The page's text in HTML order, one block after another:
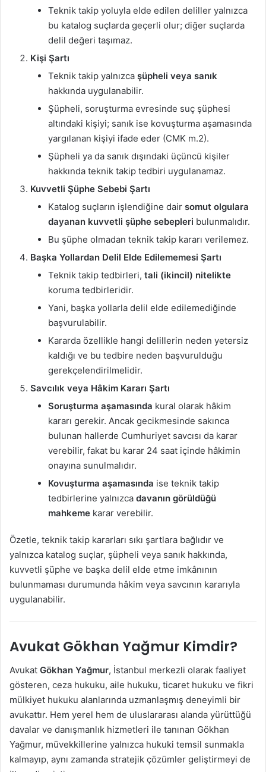
Teknik takip yoluyla elde edilen deliller yalnızca
bu katalog suçlarda geçerli olur; diğer suçlarda
delil değeri taşımaz.
Kişi Şartı
Teknik takip yalnızca şüpheli veya sanık
hakkında uygulanabilir.
Şüpheli, soruşturma evresinde suç şüphesi
altındaki kişiyi; sanık ise kovuşturma aşamasında
yargılanan kişiyi ifade eder (CMK m.2).
Şüpheli ya da sanık dışındaki üçüncü kişiler
hakkında teknik takip tedbiri uygulanamaz.
Kuvvetli Şüphe Sebebi Şartı
Katalog suçların işlendiğine dair somut olgulara
dayanan kuvvetli şüphe sebepleri bulunmalıdır.
Bu şüphe olmadan teknik takip kararı verilemez.
Başka Yollardan Delil Elde Edilememesi Şartı
Teknik takip tedbirleri, tali (ikincil) nitelikte
koruma tedbirleridir.
Yani, başka yollarla delil elde edilemediğinde
başvurulabilir.
Kararda özellikle hangi delillerin neden yetersiz
kaldığı ve bu tedbire neden başvurulduğu
gerekçelendirilmelidir.
Savcılık veya Hâkim Kararı Şartı
Soruşturma aşamasında kural olarak hâkim
kararı gerekir. Ancak gecikmesinde sakınca
bulunan hallerde Cumhuriyet savcısı da karar
verebilir, fakat bu karar 24 saat içinde hâkimin
onayına sunulmalıdır.
Kovuşturma aşamasında ise teknik takip
tedbirlerine yalnızca davanın görüldüğü
mahkeme karar verebilir.
Özetle, teknik takip kararları sıkı şartlara bağlıdır ve
yalnızca katalog suçlar, şüpheli veya sanık hakkında,
kuvvetli şüphe ve başka delil elde etme imkânının
bulunmaması durumunda hâkim veya savcının kararıyla
uygulanabilir.
Avukat Gökhan Yağmur Kimdir?
Avukat Gökhan Yağmur, İstanbul merkezli olarak faaliyet
gösteren, ceza hukuku, aile hukuku, ticaret hukuku ve fikri
mülkiyet hukuku alanlarında uzmanlaşmış deneyimli bir
avukattır. Hem yerel hem de uluslararası alanda yürüttüğü
davalar ve danışmanlık hizmetleri ile tanınan Gökhan
Yağmur, müvekkillerine yalnızca hukuki temsil sunmakla
kalmayıp, aynı zamanda stratejik çözümler geliştirmeyi de